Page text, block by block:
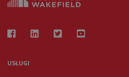
USŁUGI